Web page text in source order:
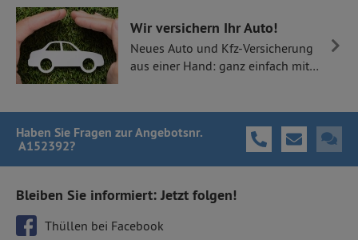
Wir versichern Ihr Auto!
Neues Auto und Kfz-Versicherung
aus einer Hand: ganz einfach mit
Haben Sie Fragen zur Angebotsnr.
A152392?
Bleiben Sie informiert: Jetzt folgen!
Thüllen bei Facebook